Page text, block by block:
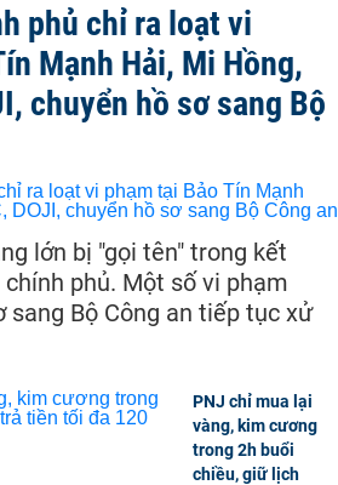
phủ chỉ ra loạt vi
Mạnh Hải, Mi Hồng,
chuyển hồ sơ sang Bộ
lớn bị "gọi tên" trong kết
phủ. Một số vi phạm
sang Bộ Công an tiếp tục xử
PNJ chỉ mua lại
vàng, kim cương
trong 2h buổi
chiều, giữ lịch